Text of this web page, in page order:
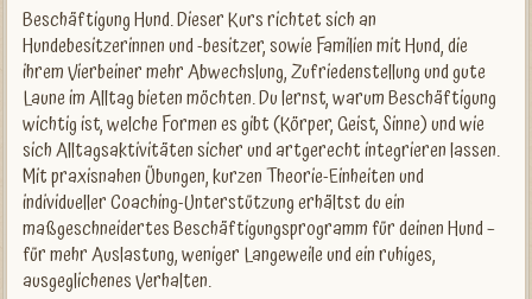
Beschäftigung Hund. Dieser Kurs richtet sich an
Hundebesitzerinnen und -besitzer, sowie Familien mit Hund, die
ihrem Vierbeiner mehr Abwechslung, Zufriedenstellung und gute
Laune im Alltag bieten möchten. Du lernst, warum Beschäftigung
wichtig ist, welche Formen es gibt (Körper, Geist, Sinne) und wie
sich Alltagsaktivitäten sicher und artgerecht integrieren lassen.
Mit praxisnahen Übungen, kurzen Theorie-Einheiten und
individueller Coaching-Unterstützung erhältst du ein
maßgeschneidertes Beschäftigungsprogramm für deinen Hund –
für mehr Auslastung, weniger Langeweile und ein ruhiges,
ausgeglichenes Verhalten.